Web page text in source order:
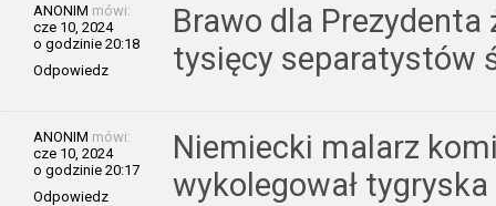
ANONIM mówi:
cze 10, 2024
o godzinie 20:18
Odpowiedz
Brawo dla Prezydenta
tysięcy separatystów
ANONIM mówi:
cze 10, 2024
o godzinie 20:17
Odpowiedz
Niemiecki malarz
wykolegował